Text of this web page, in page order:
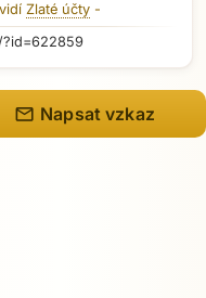
Zlaté účty -
mail Napsat vzkaz